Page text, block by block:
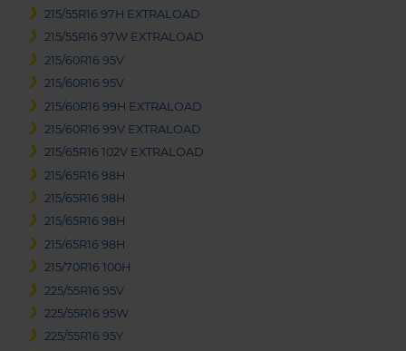
215/55R16 97H EXTRALOAD
215/55R16 97W EXTRALOAD
215/60R16 95V
215/60R16 95V
215/60R16 99H EXTRALOAD
215/60R16 99V EXTRALOAD
215/65R16 102V EXTRALOAD
215/65R16 98H
215/65R16 98H
215/65R16 98H
215/65R16 98H
215/70R16 100H
225/55R16 95V
225/55R16 95W
225/55R16 95Y